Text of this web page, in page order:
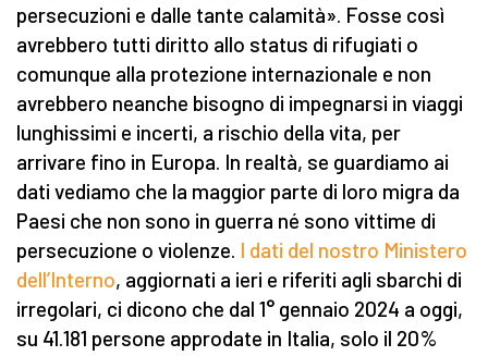
persecuzioni e dalle tante calamità». Fosse così
avrebbero tutti diritto allo status di rifugiati o
comunque alla protezione internazionale e non
avrebbero neanche bisogno di impegnarsi in viaggi
lunghissimi e incerti, a rischio della vita, per
arrivare fino in Europa. In realtà, se guardiamo ai
dati vediamo che la maggior parte di loro migra da
Paesi che non sono in guerra né sono vittime di
persecuzione o violenze. I dati del nostro Ministero
dell’Interno, aggiornati a ieri e riferiti agli sbarchi di
irregolari, ci dicono che dal 1° gennaio 2024 a oggi,
su 41.181 persone approdate in Italia, solo il 20%